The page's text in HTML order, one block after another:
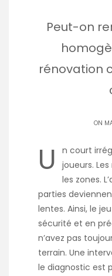
Peut-on
rénovation
ON
U
n court
joueurs.
les zones.
parties
lentes. Ainsi, le
sécurité et en
n’avez pas
terrain. Une
le diagnostic est